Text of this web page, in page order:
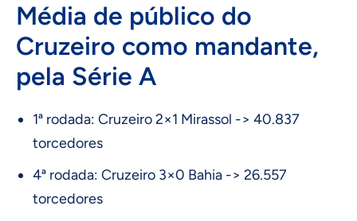
Média de público do
Cruzeiro como mandante,
pela Série A
1ª rodada: Cruzeiro 2×1 Mirassol -> 40.837
torcedores
4ª rodada: Cruzeiro 3×0 Bahia -> 26.557
torcedores